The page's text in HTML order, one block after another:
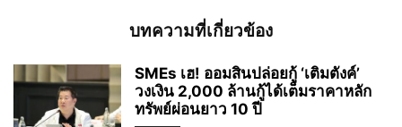
บทความที่เกี่ยวข้อง
SMEs เฮ! ออมสินปล่อยกู้ ‘เติมตังค์’
วงเงิน 2,000 ล้านกู้ได้เต็มราคาหลัก
ทรัพย์ผ่อนยาว 10 ปี